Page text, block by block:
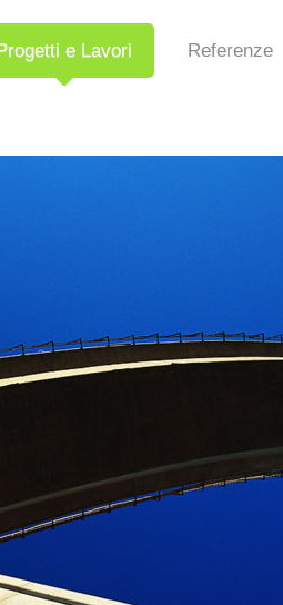
e Lavori Referenze